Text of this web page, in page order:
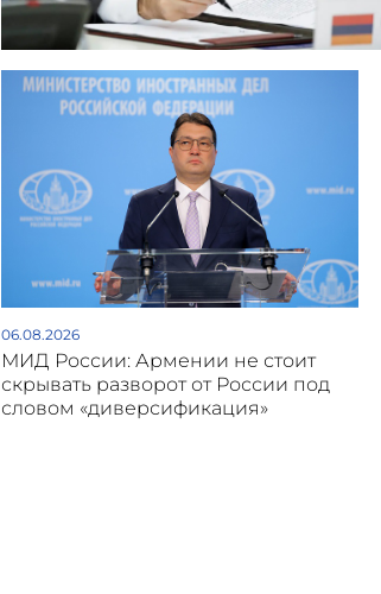
06.08.2026
МИД России: Армении не стоит
скрывать разворот от России под
словом «диверсификация»